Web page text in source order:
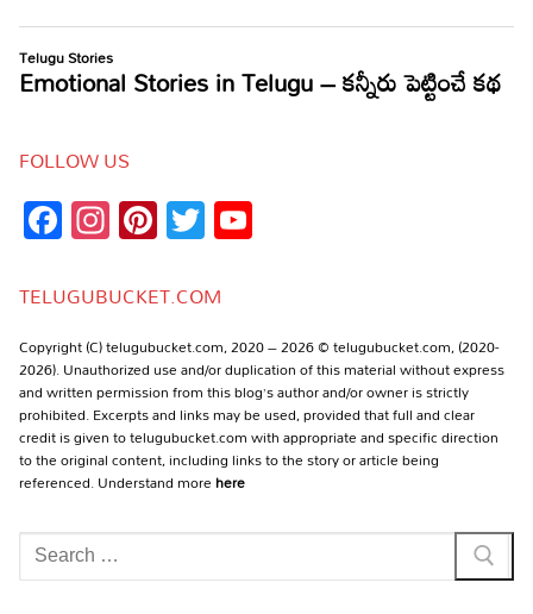
FOLLOW US
Facebook
Instagram
Pinterest
Twitter
TELUGUBUCKET.COM
Copyright (C) telugubucket.com, 2020 – 2026 © telugubucket.com, (2020-
2026). Unauthorized use and/or duplication of this material without express
and written permission from this blog’s author and/or owner is strictly
prohibited. Excerpts and links may be used, provided that full and clear
credit is given to telugubucket.com with appropriate and specific direction
to the original content, including links to the story or article being
referenced. Understand morehere
Search
for: